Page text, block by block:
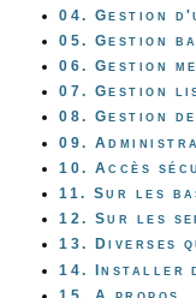
04. Gestion
05. Gestion
06. Gestion
07. Gestion
08. Gestion
09.
10. Accès
11. Sur les
12. Sur les
13. Diverses
14. Installer